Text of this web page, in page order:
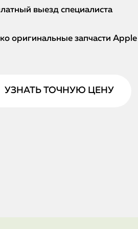
выезд специалиста
оригинальные запчасти Apple
УЗНАТЬ ТОЧНУЮ ЦЕНУ